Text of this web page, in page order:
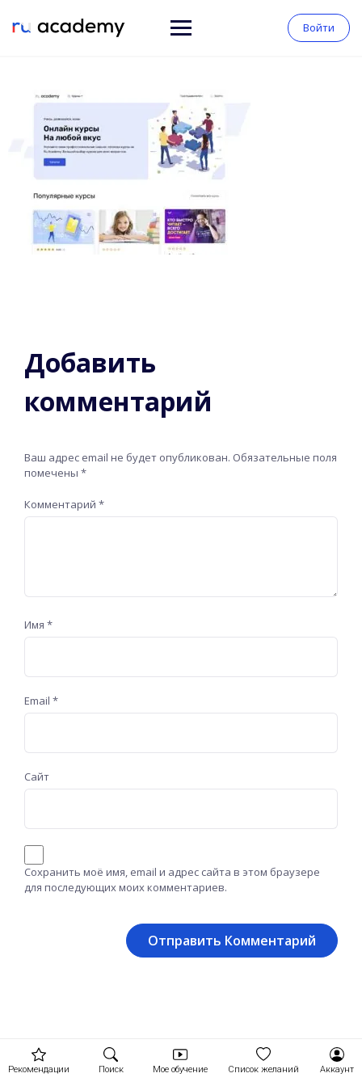
Войти
Добавить
комментарий
Ваш адрес email не будет опубликован. Обязательные поля
помечены *
Комментарий *
Имя *
Email *
Сайт
Сохранить моё имя, email и адрес сайта в этом браузере
для последующих моих комментариев.
Рекомендации Поиск Мое обучение Список желаний Аккаунт